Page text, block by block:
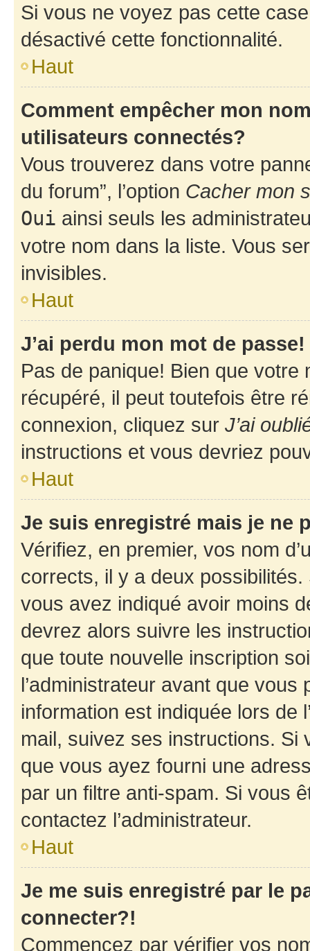
Si vous ne voyez pas cette
désactivé cette fonctionnalité.
Haut
Comment empêcher mon
utilisateurs connectés?
Vous trouverez dans votre
du forum”, l’option Cacher mon
Oui ainsi seuls les
votre nom dans la liste. Vous
invisibles.
Haut
J’ai perdu mon mot de passe!
Pas de panique! Bien que
récupéré, il peut toutefois être
connexion, cliquez sur J’ai
instructions et vous devriez
Haut
Je suis enregistré mais je ne
Vérifiez, en premier, vos nom
corrects, il y a deux
vous avez indiqué avoir moins
devrez alors suivre les
que toute nouvelle inscription
l’administrateur avant que
information est indiquée lors de
mail, suivez ses instructions. Si
que vous ayez fourni une
par un filtre anti-spam. Si vous
contactez l’administrateur.
Haut
Je me suis enregistré par le
connecter?!
Commencez par vérifier vos